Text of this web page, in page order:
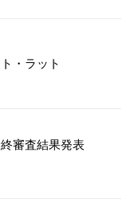
・ラット
審査結果発表